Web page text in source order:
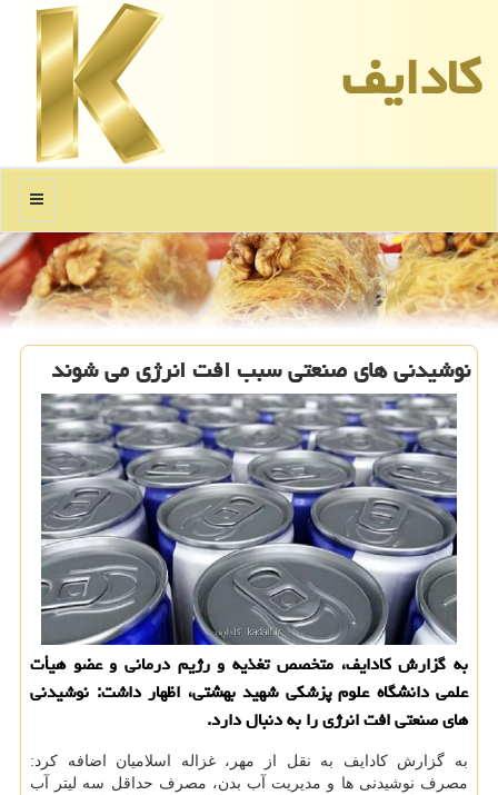
كادایف
منو
نوشیدنی های صنعتی سبب افت انرژی می شوند
به گزارش کادایف، متخصص تغذیه و رژیم درمانی و عضو هیأت
علمی دانشگاه علوم پزشکی شهید بهشتی، اظهار داشت: نوشیدنی
های صنعتی افت انرژی را به دنبال دارد.
به گزارش کادایف به نقل از مهر، غزاله اسلامیان اضافه کرد:
مصرف نوشیدنی ها و مدیریت آب بدن، مصرف حداقل سه لیتر آب